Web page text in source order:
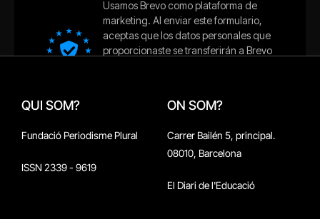
QUI SOM?
Fundació Periodisme Plural
ISSN 2339 - 9619
ON SOM?
Carrer Bailén 5, principal.
08010, Barcelona
El Diari de l'Educació